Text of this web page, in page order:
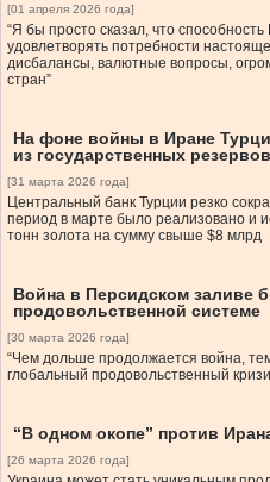
[01 апреля 2026 года]
“Я бы просто сказал, что
удовлетворять потребности
дисбалансы, валютные вопросы,
стран”
На фоне войны в Иране
из государственных резервов
[31 марта 2026 года]
Центральный банк Турции резко
период в марте было реализовано и
тонн золота на сумму свыше $8 млрд
Война в Персидском заливе
продовольственной системе
[30 марта 2026 года]
“Чем дольше продолжается война,
глобальный продовольственный
“В одном окопе” против
[26 марта 2026 года]